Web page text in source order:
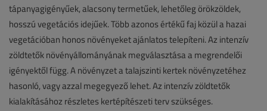
tápanyagigényűek, alacsony termetűek, lehetőleg örökzöldek,
hosszú vegetációs idejűek. Több azonos értékű faj közül a hazai
vegetációban honos növényeket ajánlatos telepíteni. Az intenzív
zöldtetők növényállományának megválasztása a megrendelői
igényektől függ. A növényzet a talajszinti kertek növényzetéhez
hasonló, vagy azzal megegyező lehet. Az intenzív zöldtetők
kialakításához részletes kertépítészeti terv szükséges.